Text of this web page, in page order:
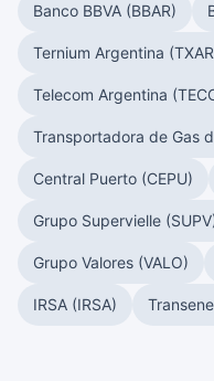
Banco BBVA (BBAR)
Ternium Argentina
Telecom Argentina
Transportadora de Gas
Central Puerto (CEPU)
Grupo Supervielle
Grupo Valores (VALO)
IRSA (IRSA)